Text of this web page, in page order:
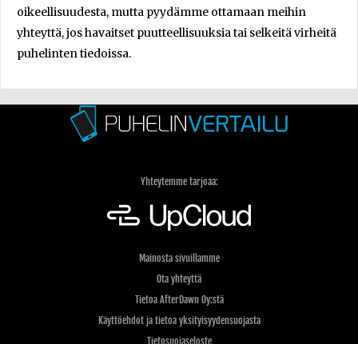
oikeellisuudesta, mutta pyydämme ottamaan meihin
yhteyttä, jos havaitset puutteellisuuksia tai selkeitä virheitä
puhelinten tiedoissa.
Yhteytemme tarjoaa:
Mainosta sivuillamme
Ota yhteyttä
Tietoa AfterDawn Oy:stä
Käyttöehdot ja tietoa yksityisyydensuojasta
Tietosuojaseloste